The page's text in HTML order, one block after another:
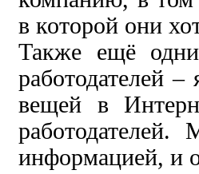
в которой они
Также ещё
работодателей
вещей в
работодателей.
информацией, и